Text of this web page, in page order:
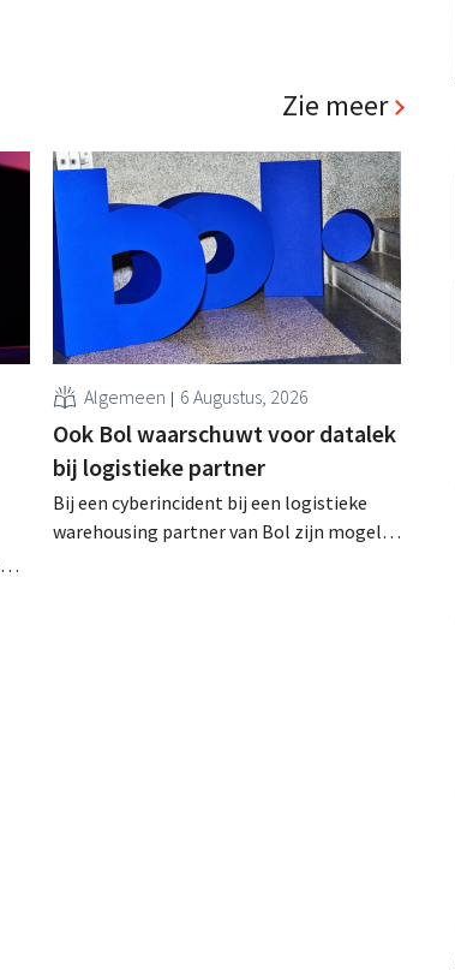
Zie meer
Algemeen 6 Augustus, 2026
Ook Bol waarschuwt voor datalek
bij logistieke partner
Bij een cyberincident bij een logistieke
warehousing partner van Bol zijn mogelijk